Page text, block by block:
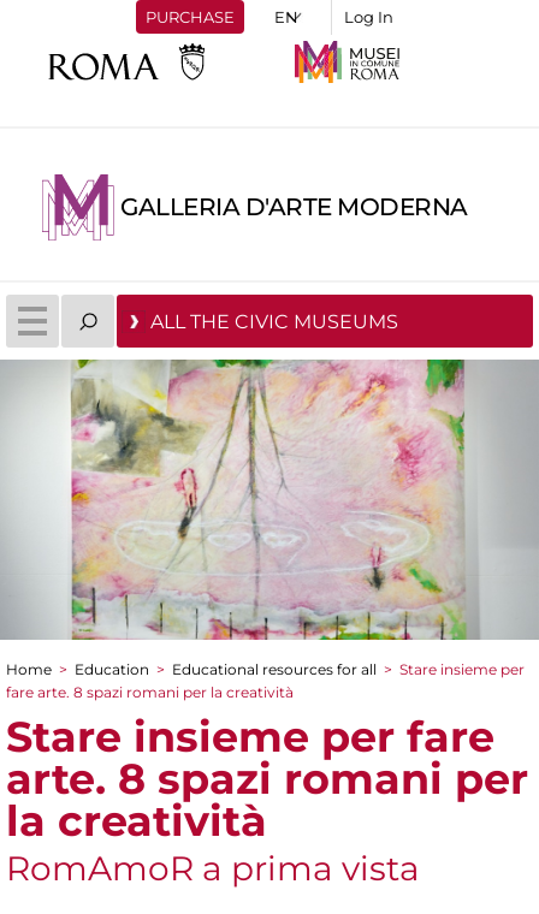
PURCHASE Log In
GALLERIA D'ARTE MODERNA
ALL THE CIVIC MUSEUMS
You are here
Home > Education > Educational resources for all > Stare insieme per
fare arte. 8 spazi romani per la creatività
Stare insieme per fare
arte. 8 spazi romani per
la creatività
RomAmoR a prima vista